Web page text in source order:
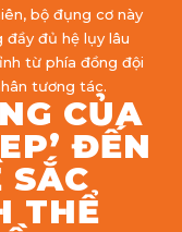
bộ đụng cơ này
đủ hệ lụy lâu
từ phía đồng đội
tương tác.
CỦA
ĐẾN
SẮC
THỂ